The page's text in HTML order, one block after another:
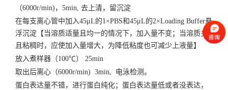
（6000r/min)，5min, 去上清，留沉淀
在每支离心管中加入45μL的1×PBS和45μL的2×Loading Buffer悬
浮沉淀【当溶质适量且均一的情况下，加入量不变；当溶质多
且粘稠时，应使加入量增大，为降低粘度也可减少上液量】
放入煮样器（100℃） 25min
取出后离心（6000r/min) 3min, 电泳检测。
蛋白表达量不错，进行蛋白纯化；蛋白表达量低或者没表达，